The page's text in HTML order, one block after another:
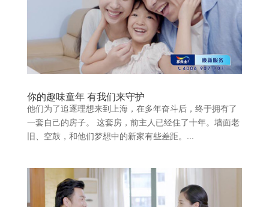
你的趣味童年 有我们来守护
他们为了追逐理想来到上海，在多年奋斗后，终于拥有了
一套自己的房子。 这套房，前主人已经住了十年。墙面老
旧、空鼓，和他们梦想中的新家有些差距。...